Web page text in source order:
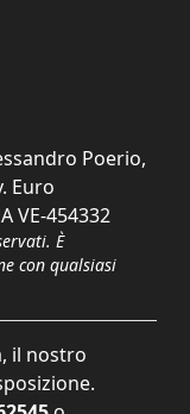
Poerio,
Euro
VE-454332
È
con qualsiasi
il nostro